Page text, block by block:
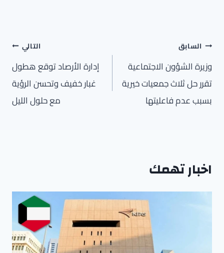
تصفّح
المقالات
السابق
وزيرة الشؤون الاجتماعية
تقرر حل ثلاث جمعيات خيرية
بسبب عدم فاعليتها
التالي
إدارة الأرصاد توقع هطول
غبار خفيف وتحسن الرؤية
مع حلول الليل
اخبار تهمك